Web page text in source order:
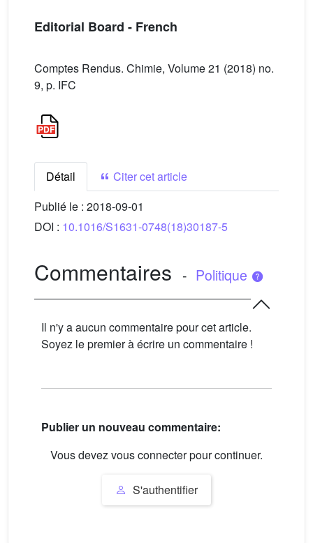
Editorial Board - French
Comptes Rendus. Chimie, Volume 21 (2018) no.
9, p. IFC
Détail
Citer cet article
Publié le : 2018-09-01
DOI : 10.1016/S1631-0748(18)30187-5
Commentaires - Politique
Il n'y a aucun commentaire pour cet article.
Soyez le premier à écrire un commentaire !
Publier un nouveau commentaire:
Vous devez vous connecter pour continuer.
S'authentifier